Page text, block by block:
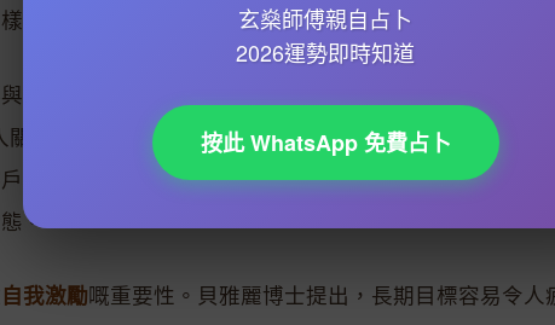
重要，尤其遠程工作普及後，點樣高效協作成為升職關
時並進。李孟駿喺Robert Walters嘅報告中指出，2026
關鍵詞（例如「Python」、「碳中和」）去提升曝光率
靠LinkedIn定期分享行業見解，成功吸引跨國公司主動
。
自我激勵嘅重要性。貝雅麗博士提出，長期目標容易令
玄燊師傅親自占卜
2026運勢即時知道
按此 WhatsApp 免費占卜